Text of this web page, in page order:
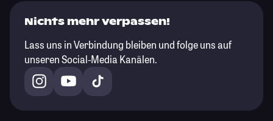
Nichts mehr verpassen!
Lass uns in Verbindung bleiben und folge uns auf
unseren Social-Media Kanälen.